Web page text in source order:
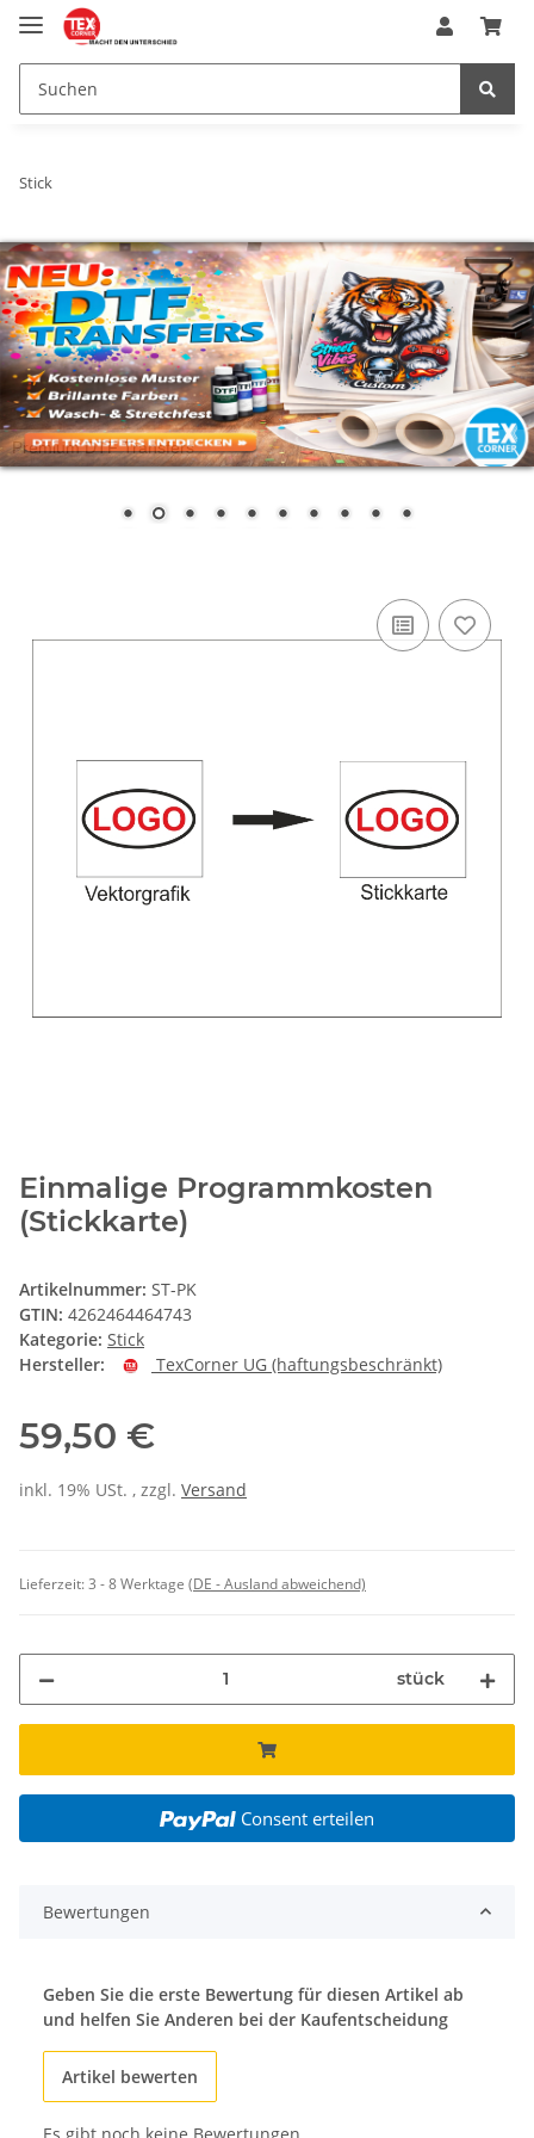
Stick
Einmalige Programmkosten
(Stickkarte)
Artikelnummer: ST-PK
GTIN: 4262464464743
Kategorie: Stick
Hersteller:
TexCorner UG (haftungsbeschränkt)
59,50 €
inkl. 19% USt. , zzgl. Versand
Lieferzeit:3 - 8 Werktage (DE - Ausland abweichend)
stück
Consent erteilen
Bewertungen
Geben Sie die erste Bewertung für diesen Artikel ab
und helfen Sie Anderen bei der Kaufentscheidung
Artikel bewerten